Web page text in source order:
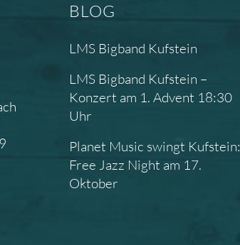
BLOG
LMS Bigband Kufstein
LMS Bigband Kufstein –
Konzert am 1. Advent 18:30
Uhr
Planet Music swingt Kufstein:
Free Jazz Night am 17.
Oktober